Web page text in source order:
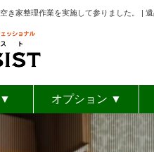
き家整理作業を実施して参りました。 |
▼
理
掃
理
清掃
整理
オプション ▼
リモート遺品整理
女性スタッフ専任
形見リメイク
買取サービス
お焚き上げ供養
不動産整理